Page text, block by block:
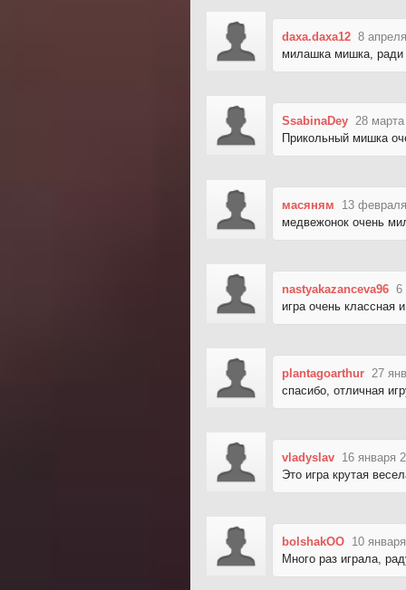
daxa.daxa12 8
милашка мишка, ради
SsabinaDey 28
Прикольный мишка
масяням
13
медвежонок очень
nastyakazanceva96 6
игра очень классная
plantagoarthur 27
спасибо, отличная
vladyslav 16 января
Это игра крутая
bolshakOO 10
Много раз играла,